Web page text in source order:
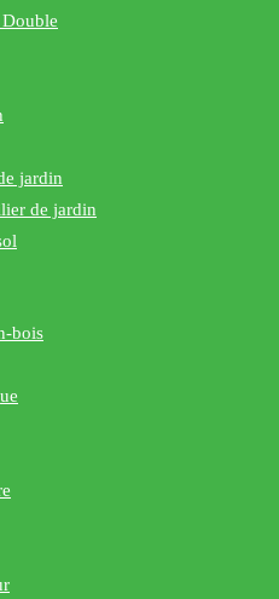
jardin
de jardin
bois